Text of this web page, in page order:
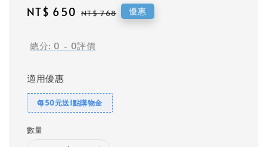
Sale
NT$ 650 Regular
NT$ 768 優惠
總分: 0 - 0評價
適用優惠
每50元送1點購物金
數量